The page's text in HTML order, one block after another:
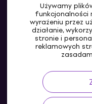
Używamy
funkcjonalności
wyrażeniu przez
działanie,
stronie i
reklamowych